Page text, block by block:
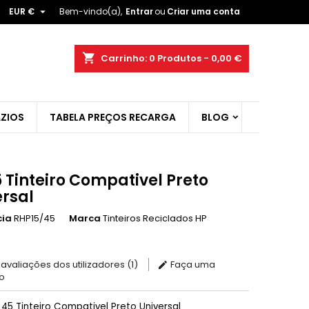
Bem-vindo(a), Entrarou Criar uma conta
EUR € 
shopping_cart Carrinho: 0 Produtos - 0,00 €
TABELA PREÇOS RECARGA BLOG
Tinteiro Compativel Preto
RHP15/45 Marca Tinteiros Reciclados HP
avaliações dos utilizadores (1)
Faça uma